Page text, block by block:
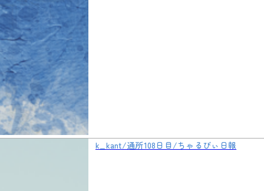
k_kant/通所108日目/ちゃるびぃ日報